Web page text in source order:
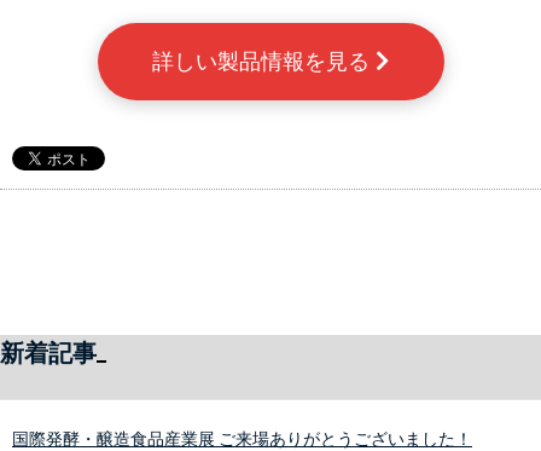
詳しい製品情報を見る
新着記事
国際発酵・醸造食品産業展 ご来場ありがとうございました！